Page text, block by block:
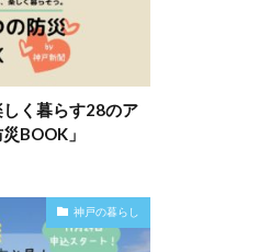
く暮らす28のア
BOOK」
神戸の暮らし